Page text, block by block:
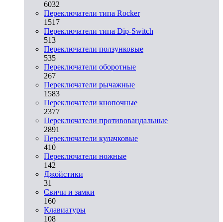
6032
Переключатели типа Rocker
1517
Переключатели типа Dip-Switch
513
Переключатели ползунковые
535
Переключатели оборотные
267
Переключатели рычажные
1583
Переключатели кнопочные
2377
Переключатели противовандальные
2891
Переключатели кулачковые
410
Переключатели ножные
142
Джойстики
31
Свичи и замки
160
Клавиатуры
108